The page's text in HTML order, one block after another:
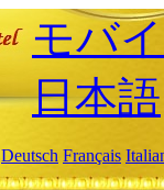
モバ
日本語
Deutsch Français